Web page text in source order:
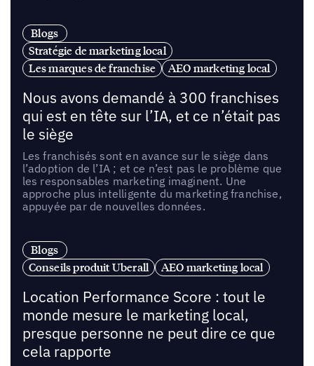
Blogs
Stratégie de marketing local
Les marques de franchise
AEO marketing local
Nous avons demandé à 300 franchises
qui est en tête sur l’IA, et ce n’était pas
le siège
Les franchisés sont en avance sur le siège dans
l’adoption de l’IA ; et ce n’est pas le problème que
les responsables marketing imaginent. Une
approche plus intelligente du marketing franchise,
appuyée par de nouvelles données.
Blogs
Conseils produit Uberall
AEO marketing local
Location Performance Score : tout le
monde mesure le marketing local,
presque personne ne peut dire ce que
cela rapporte